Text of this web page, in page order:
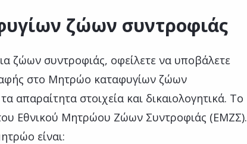
ζώων συντροφιάς
ζώων συντροφιάς, οφείλετε να υποβάλετε
στο Μητρώο καταφυγίων ζώων
απαραίτητα στοιχεία και δικαιολογητικά. Το
Εθνικού Μητρώου Ζώων Συντροφιάς (ΕΜΖΣ).
είναι: